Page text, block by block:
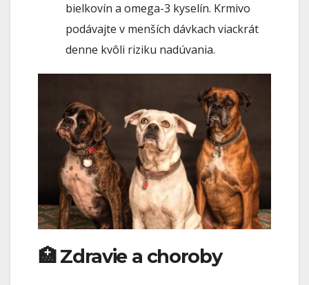
bielkovín a omega-3 kyselín. Krmivo
podávajte v menších dávkach viackrát
denne kvôli riziku nadúvania.
🏥 Zdravie a choroby